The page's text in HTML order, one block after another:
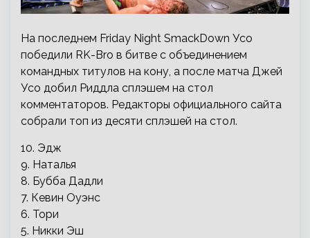
На последнем Friday Night SmackDown Усо
победили RK-Bro в битве с объединением
командных титулов на кону, а после матча Джей
Усо добил Риддла сплэшем на стол
комментаторов. Редакторы официального сайта
собрали топ из десяти сплэшей на стол.
10. Эдж
9. Наталья
8. Бубба Дадли
7. Кевин Оуэнс
6. Тори
5. Никки Эш